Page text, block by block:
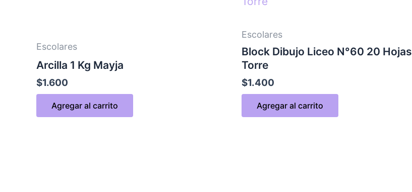
Escolares
Arcilla 1 Kg Mayja
$1.600
Agregar al carrito
Escolares
Block Dibujo Liceo N°60 20 Hojas
Torre
$1.400
Agregar al carrito